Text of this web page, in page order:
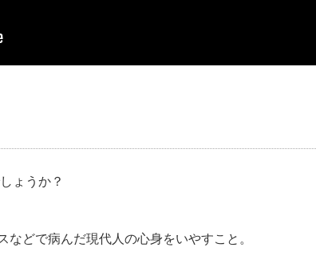
ょうか？
どで病んだ現代人の心身をいやすこと。